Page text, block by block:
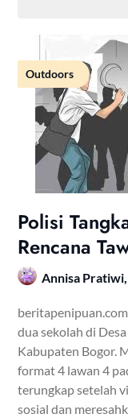
Outdoors
Polisi
Rencana
Annisa
dua sekolah di
Kabupaten Bogor.
format 4 lawan 4
terungkap setelah
sosial dan